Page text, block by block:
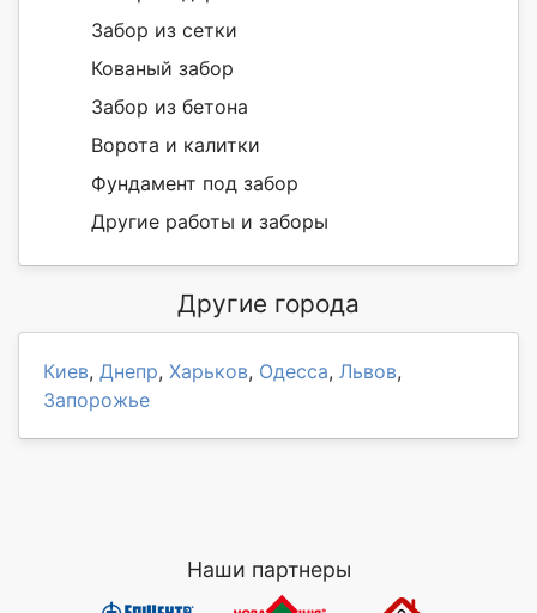
Забор из сетки
Кованый забор
Забор из бетона
Ворота и калитки
Фундамент под забор
Другие работы и заборы
Другие города
Киев, Днепр, Харьков, Одесса, Львов,
Запорожье
Наши партнеры